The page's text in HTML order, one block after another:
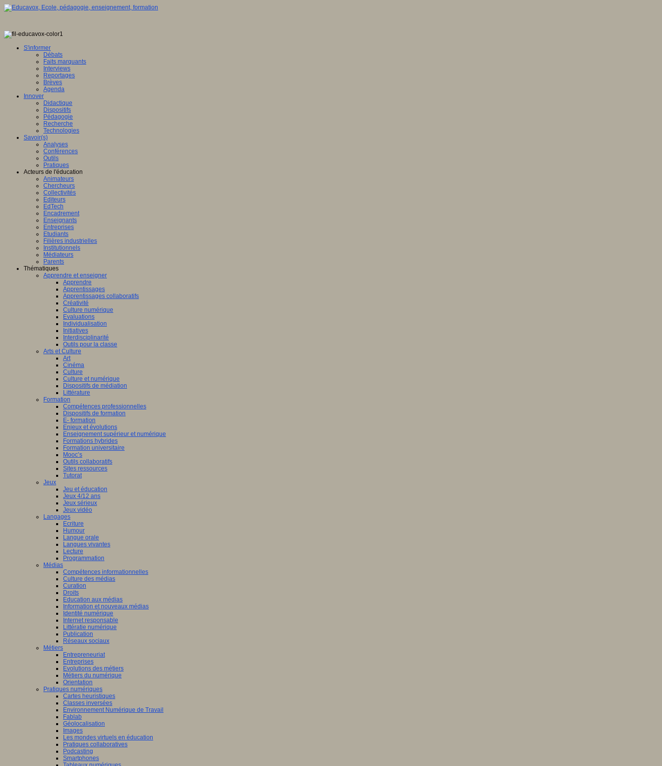
S'informer
Débats
Faits marquants
Interviews
Reportages
Brèves
Agenda
Innover
Didactique
Dispositifs
Pédagogie
Recherche
Technologies
Savoir(s)
Analyses
Conférences
Outils
Pratiques
Acteurs de l'éducation
Animateurs
Chercheurs
Collectivités
Editeurs
EdTech
Encadrement
Enseignants
Entreprises
Etudiants
Filières industrielles
Institutionnels
Médiateurs
Parents
Thématiques
Apprendre et enseigner
Apprendre
Apprentissages
Apprentissages collaboratifs
Créativité
Culture numérique
Evaluations
Individualisation
Initiatives
Interdisciplinarité
Outils pour la classe
Arts et Culture
Art
Cinéma
Culture
Culture et numérique
Dispositifs de médiation
Littérature
Formation
Compétences professionnelles
Dispositifs de formation
E- formation
Enjeux et évolutions
Enseignement supérieur et numérique
Formations hybrides
Formation universitaire
Mooc’s
Outils collaboratifs
Sites ressources
Tutorat
Jeux
Jeu et éducation
Jeux 4/12 ans
Jeux sérieux
Jeux vidéo
Langages
Ecriture
Humour
Langue orale
Langues vivantes
Lecture
Programmation
Médias
Compétences informationnelles
Culture des médias
Curation
Droits
Education aux médias
Information et nouveaux médias
Identité numérique
Internet responsable
Littératie numérique
Publication
Réseaux sociaux
Métiers
Entrepreneuriat
Entreprises
Evolutions des métiers
Métiers du numérique
Orientation
Pratiques numériques
Cartes heuristiques
Classes inversées
Environnement Numérique de Travail
Fablab
Géolocalisation
Images
Les mondes virtuels en éducation
Pratiques collaboratives
Podcasting
Smartphones